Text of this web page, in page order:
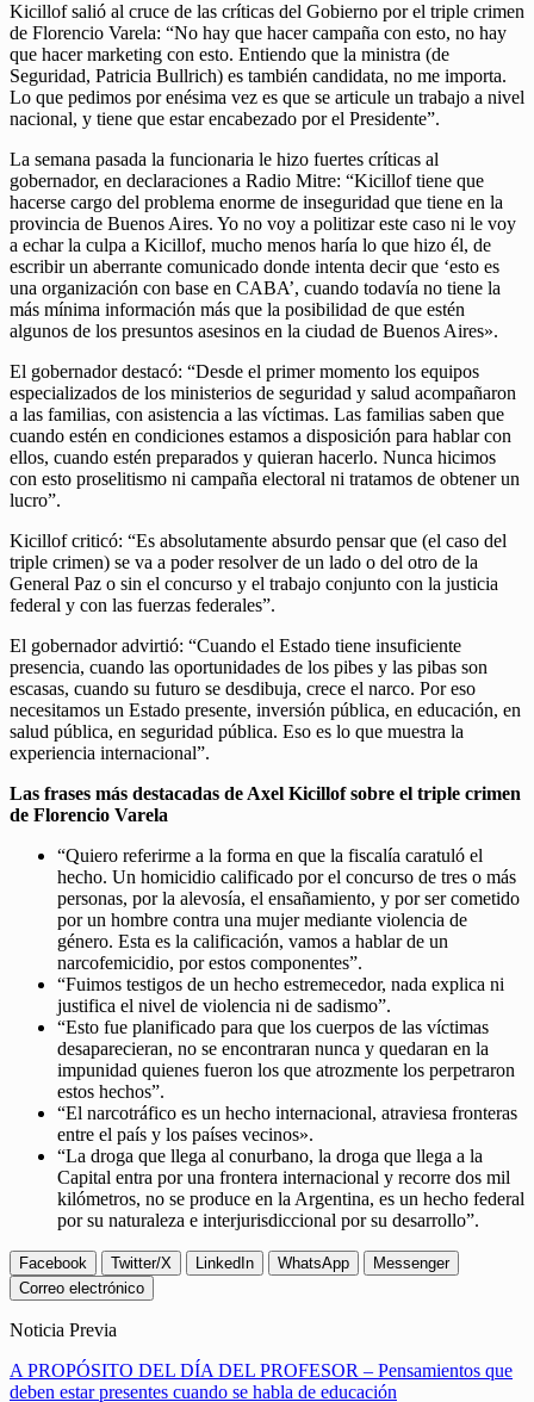
Kicillof salió al cruce de las críticas del Gobierno por el triple crimen
de Florencio Varela: “No hay que hacer campaña con esto, no hay
que hacer marketing con esto. Entiendo que la ministra (de
Seguridad, Patricia Bullrich) es también candidata, no me importa.
Lo que pedimos por enésima vez es que se articule un trabajo a nivel
nacional, y tiene que estar encabezado por el Presidente”.
La semana pasada la funcionaria le hizo fuertes críticas al
gobernador, en declaraciones a Radio Mitre: “Kicillof tiene que
hacerse cargo del problema enorme de inseguridad que tiene en la
provincia de Buenos Aires. Yo no voy a politizar este caso ni le voy
a echar la culpa a Kicillof, mucho menos haría lo que hizo él, de
escribir un aberrante comunicado donde intenta decir que ‘esto es
una organización con base en CABA’, cuando todavía no tiene la
más mínima información más que la posibilidad de que estén
algunos de los presuntos asesinos en la ciudad de Buenos Aires».
El gobernador destacó: “Desde el primer momento los equipos
especializados de los ministerios de seguridad y salud acompañaron
a las familias, con asistencia a las víctimas. Las familias saben que
cuando estén en condiciones estamos a disposición para hablar con
ellos, cuando estén preparados y quieran hacerlo. Nunca hicimos
con esto proselitismo ni campaña electoral ni tratamos de obtener un
lucro”.
Kicillof criticó: “Es absolutamente absurdo pensar que (el caso del
triple crimen) se va a poder resolver de un lado o del otro de la
General Paz o sin el concurso y el trabajo conjunto con la justicia
federal y con las fuerzas federales”.
El gobernador advirtió: “Cuando el Estado tiene insuficiente
presencia, cuando las oportunidades de los pibes y las pibas son
escasas, cuando su futuro se desdibuja, crece el narco. Por eso
necesitamos un Estado presente, inversión pública, en educación, en
salud pública, en seguridad pública. Eso es lo que muestra la
experiencia internacional”.
Las frases más destacadas de Axel Kicillof sobre el triple crimen
de Florencio Varela
“Quiero referirme a la forma en que la fiscalía caratuló el
hecho. Un homicidio calificado por el concurso de tres o más
personas, por la alevosía, el ensañamiento, y por ser cometido
por un hombre contra una mujer mediante violencia de
género. Esta es la calificación, vamos a hablar de un
narcofemicidio, por estos componentes”.
“Fuimos testigos de un hecho estremecedor, nada explica ni
justifica el nivel de violencia ni de sadismo”.
“Esto fue planificado para que los cuerpos de las víctimas
desaparecieran, no se encontraran nunca y quedaran en la
impunidad quienes fueron los que atrozmente los perpetraron
estos hechos”.
“El narcotráfico es un hecho internacional, atraviesa fronteras
entre el país y los países vecinos».
“La droga que llega al conurbano, la droga que llega a la
Capital entra por una frontera internacional y recorre dos mil
kilómetros, no se produce en la Argentina, es un hecho federal
por su naturaleza e interjurisdiccional por su desarrollo”.
Facebook Twitter/X LinkedIn WhatsApp
Messenger
Correo electrónico
Noticia Previa
A PROPÓSITO DEL DÍA DEL PROFESOR – Pensamientos que
deben estar presentes cuando se habla de educación